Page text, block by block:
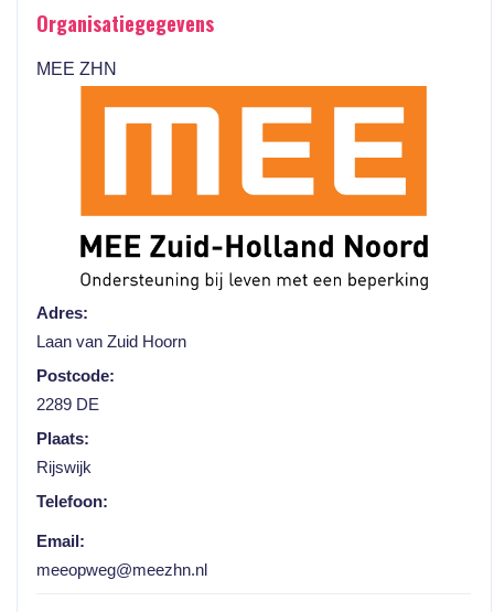
Organisatiegegevens
MEE ZHN
Adres:
Laan van Zuid Hoorn
Postcode:
2289 DE
Plaats:
Rijswijk
Telefoon:
Email:
meeopweg@meezhn.nl